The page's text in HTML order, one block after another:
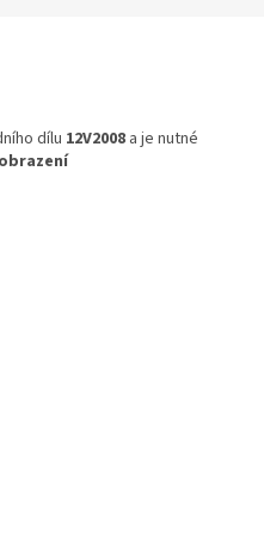
dílu 12V2008 a je nutné